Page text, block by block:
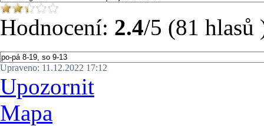
Hodnocení: 2.4/5 (81 hlasů
Upraveno: 11.12.2022 17:12
Upozornit
Mapa